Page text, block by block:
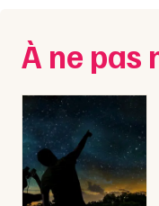
Choisir mes
À ne pas